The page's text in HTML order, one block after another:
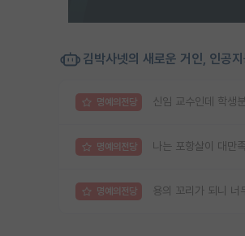
김박사넷의 새로운 거인, 인공
명예의전당 신임 교수인데 학생
명예의전당 나는 포항살이 대만
명예의전당 용의 꼬리가 되니 너